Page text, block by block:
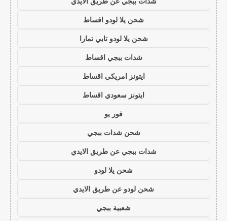
شحن يلا لودو اقساط
شحن يلا لودو تابي تمارا
شدات ببجي اقساط
ايتونز امريكي اقساط
ايتونز سعودي اقساط
فور يو
شحن شدات ببجي
شدات ببجي عن طريق الايدي
شحن يلا لودو
شحن لودو عن طريق الايدي
شعبية ببجي